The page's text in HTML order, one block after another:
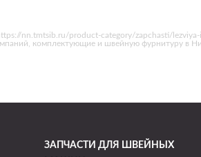
nn.tmtsib.ru/product-category/zapchasti/
комплектующие и швейную фурнитуру в
ЗАПЧАСТИ ДЛЯ ШВЕЙНЫХ